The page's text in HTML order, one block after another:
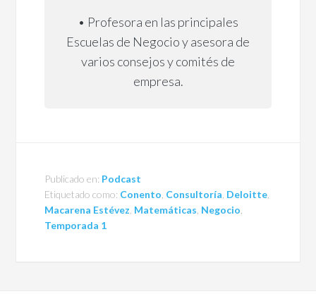
• Profesora en las principales
Escuelas de Negocio y asesora de
varios consejos y comités de
empresa.
Publicado en: Podcast
Etiquetado como: Conento Consultoría Deloitte
Macarena Estévez Matemáticas Negocio
Temporada 1